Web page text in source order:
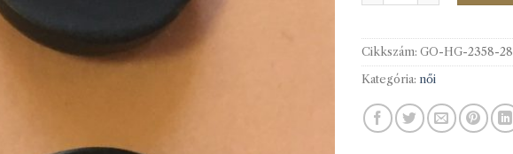
Cikkszám: GO-HG-2358-28
Kategória: női